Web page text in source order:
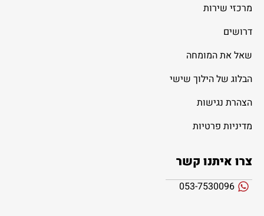
מרכזי שירות
דרושים
שאל את המומחה
הבלוג של הילוך שישי
הצהרת נגישות
מדיניות פרטיות
צרו איתנו קשר
053-7530096